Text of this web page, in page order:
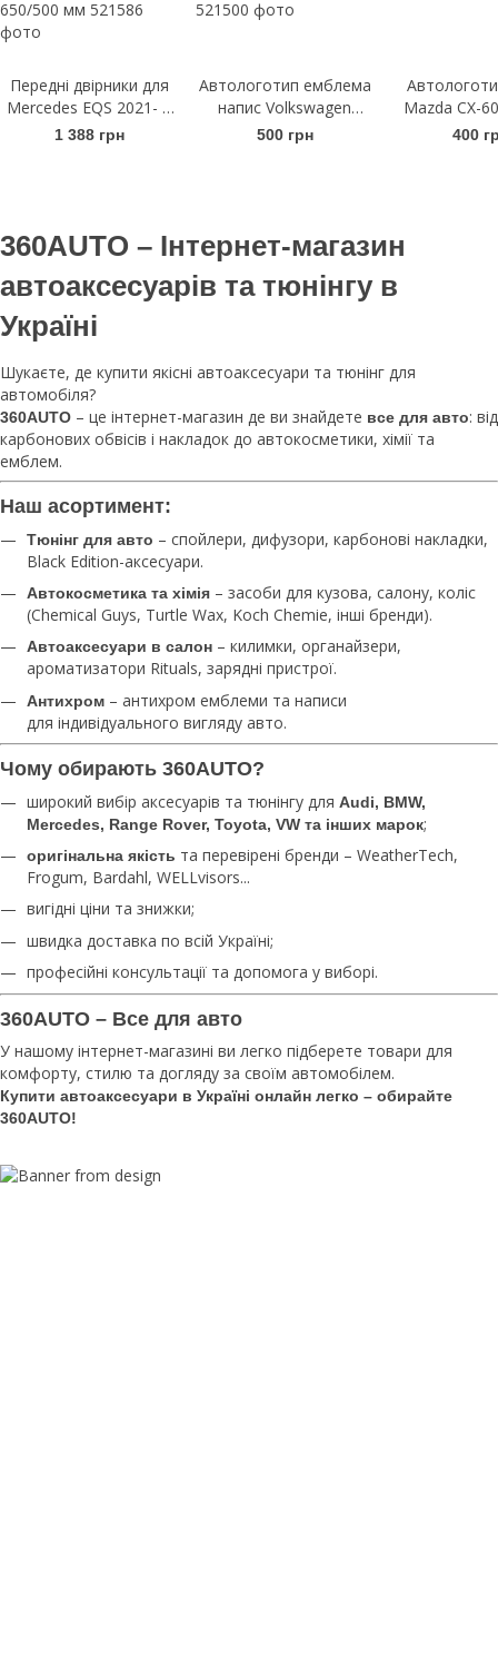
Передні двірники для
Mercedes EQS 2021- |
Щітки склоочисника
1 388 грн
Автологотип емблема
напис Volkswagen
Arteon чорний глянець
500 грн
Mazda CX-
400
360AUTO – Інтернет-магазин
автоаксесуарів та тюнінгу в
Україні
Шукаєте, де купити якісні автоаксесуари та тюнінг для
автомобіля?
360AUTO – це інтернет-магазин де ви знайдете все для авто: від
карбонових обвісів і накладок до автокосметики, хімії та
емблем.
Наш асортимент:
Тюнінг для авто – спойлери, дифузори, карбонові накладки,
Black Edition-аксесуари.
Автокосметика та хімія – засоби для кузова, салону, коліс
(Chemical Guys, Turtle Wax, Koch Chemie, інші бренди).
Автоаксесуари в салон – килимки, органайзери,
ароматизатори Rituals, зарядні пристрої.
Антихром – антихром емблеми та написи
для індивідуального вигляду авто.
Чому обирають 360AUTO?
широкий вибір аксесуарів та тюнінгу для Audi, BMW,
Mercedes, Range Rover, Toyota, VW та інших марок;
оригінальна якість та перевірені бренди – WeatherTech,
Frogum, Bardahl, WELLvisors...
вигідні ціни та знижки;
швидка доставка по всій Україні;
професійні консультації та допомога у виборі.
360AUTO – Все для авто
У нашому інтернет-магазині ви легко підберете товари для
комфорту, стилю та догляду за своїм автомобілем.
Купити автоаксесуари в Україні онлайн легко – обирайте
360AUTO!